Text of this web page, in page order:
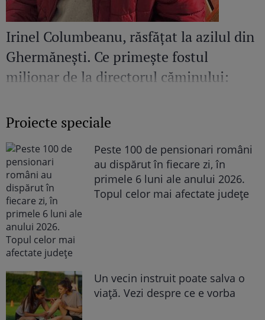
Irinel Columbeanu, răsfățat la azilul din
Ghermănești. Ce primește fostul
milionar de la directorul căminului:
Proiecte speciale
Peste 100 de pensionari români
au dispărut în fiecare zi, în
primele 6 luni ale anului 2026.
Topul celor mai afectate județe
Un vecin instruit poate salva o
viață. Vezi despre ce e vorba